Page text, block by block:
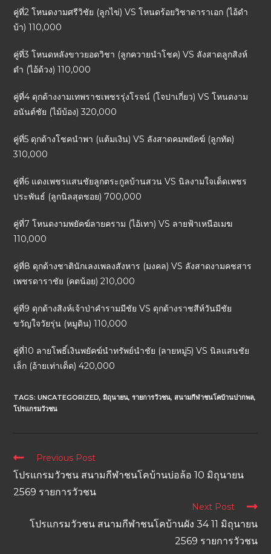
คู่ที่2 โหนดงามศรีวิชัย (ลูกไข่) VS โหนดร้อยวิชาดาราเอก (ไอ้ดำ
บ้า) 110,000
คู่ที่3 โหนดหลังขาวยอดวิชา (ลูกควายนำโชค) VS ลังสาดลูกสิงห์
ดำ (ไอ้ด้วง) 110,000
คู่ที่4 ดุกด้างงามเทพราชเพชรรุ่งโรจน์ (โจปาเกี่ยว) VS โหนดงาม
อนันต์ชัย (ไม้บ้อง) 320,000
คู่ที่5 ดุกด้างโชคนำพา (แต้มเงิน) VS ลังสาดคมพยัคฆ์ (ลูกทัด)
310,000
คู่ที่6 แดงเพชรแสนชัยลูกตระกูลบ้านสวน VS นิลงามใจเด็ดเพชร
ประพันธ์ (ลูกนิลสุดชอย) 700,000
คู่ที่7 โหนดงามพยัคฆ์ลายคราม (ไอ้เทา) VS ลายฟ้าเหนือเมฆ
110,000
คู่ที่8 ดุกด้างชาตินักเลงเพลงสังหาร (มงคล) VS ลังสาดงามคชสาร
เพชรดาราชัย (คตน้อย) 210,000
คู่ที่9 ดุกด้างสิงห์เจ้าป่าคำรามมีชัย VS ดุกด้างราชสีห์วันมีชัย
ขวัญใจวัยรุ่น (หมูดิน) 110,000
คู่ที่10 ลายโพธิ์เงินพยัคฆ์นำทรัพย์นำชัย (ลายหมู่5) VS นิลแสนชัย
เล็ก (อ้ายเท่าเด็ด) 420,000
TAGS:UNCATEGORIZED, มิถุนายน, รายการวัวชน, สนามกีฬาชนโคบ้านปากพล,
โปรแกรมวัวชน
Previous Post
โปรแกรมวัวชน สนามกีฬาชนโคบ้านบ่อล้อ 10 มิถุนายน
2569 รายการวัวชน
Next Post
โปรแกรมวัวชน สนามกีฬาชนโคบ้านผัง 34 11 มิถุนายน
2569 รายการวัวชน